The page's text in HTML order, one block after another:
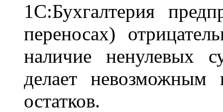
1С:Бухгалтерия
переносах)
наличие ненулевых
делает невозможным
остатков.